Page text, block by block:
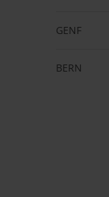
GENF
BERN